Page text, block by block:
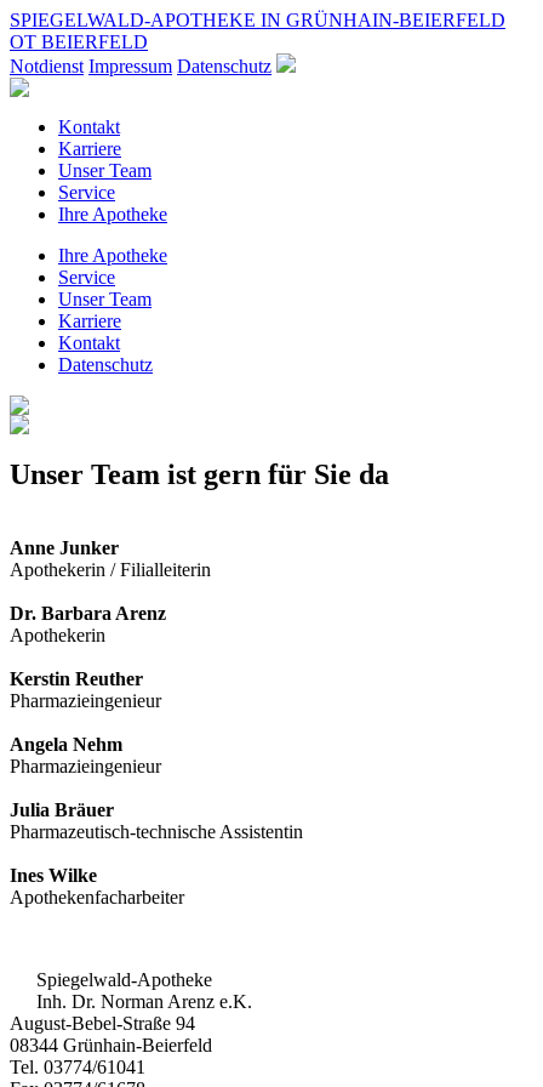
SPIEGELWALD-APOTHEKE IN GRÜNHAIN-BEIERFELD
OT BEIERFELD
Notdienst Impressum Datenschutz
Kontakt
Karriere
Unser Team
Service
Ihre Apotheke
Ihre Apotheke
Service
Unser Team
Karriere
Kontakt
Datenschutz
Unser Team ist gern für Sie da
Anne Junker
Apothekerin / Filialleiterin
Dr. Barbara Arenz
Apothekerin
Kerstin Reuther
Pharmazieingenieur
Angela Nehm
Pharmazieingenieur
Julia Bräuer
Pharmazeutisch-technische Assistentin
Ines Wilke
Apothekenfacharbeiter
Spiegelwald-Apotheke
Inh. Dr. Norman Arenz e.K.
August-Bebel-Straße 94
08344 Grünhain-Beierfeld
Tel. 03774/61041